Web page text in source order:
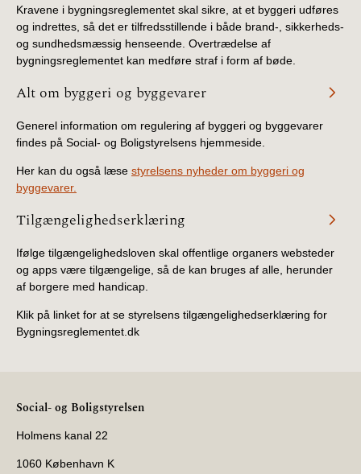
BR18 (10/3-30/6
2020)
BR18 (1/1-9/3 2020)
2019)
BR18 (1/1-4/7 2019)
2018)
BR18 (1/1-30/6
BR15 (2015-2018)
Kravene i bygningsreglementet skal sikre, at et byggeri udføres
og indrettes, så det er tilfredsstillende i både brand-, sikkerheds-
og sundhedsmæssig henseende. Overtrædelse af
bygningsreglementet kan medføre straf i form af bøde.
Alt om byggeri og byggevarer
Generel information om regulering af byggeri og byggevarer
findes på Social- og Boligstyrelsens hjemmeside.
Her kan du også læse styrelsens nyheder om byggeri og
byggevarer.
Tilgængelighedserklæring
Ifølge tilgængelighedsloven skal offentlige organers websteder
og apps være tilgængelige, så de kan bruges af alle, herunder
af borgere med handicap.
Klik på linket for at se styrelsens tilgængelighedserklæring for
Bygningsreglementet.dk
Social- og Boligstyrelsen
Holmens kanal 22
1060 København K